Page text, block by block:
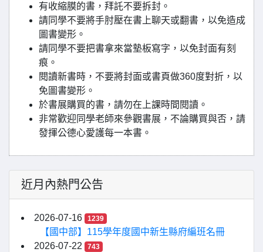
有收縮膜的書，拜託不要拆封。
請同學不要將手肘壓在書上聊天或翻書，以免造成
圖書變形。
請同學不要把書拿來當墊板寫字，以免封面有刻
痕。
閱讀新書時，不要將封面或書頁做360度對折，以
免圖書變形。
於書展購買的書，請勿在上課時間閱讀。
非常歡迎同學老師來參觀書展，不論購買與否，請
發揮公德心愛護每一本書。
近月內熱門公告
2026-07-16 1239
【國中部】115學年度國中新生縣府編班名冊
2026-07-22
743